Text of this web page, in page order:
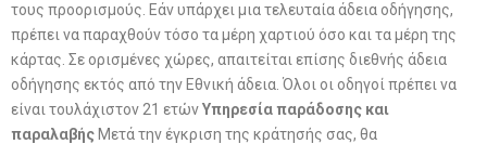
τους προορισμούς. Εάν υπάρχει μια τελευταία άδεια οδήγησης,
πρέπει να παραχθούν τόσο τα μέρη χαρτιού όσο και τα μέρη της
κάρτας. Σε ορισμένες χώρες, απαιτείται επίσης διεθνής άδεια
οδήγησης εκτός από την Εθνική άδεια. Όλοι οι οδηγοί πρέπει να
είναι τουλάχιστον 21 ετώνΥπηρεσία παράδοσης και
παραλαβής Μετά την έγκριση της κράτησής σας, θα